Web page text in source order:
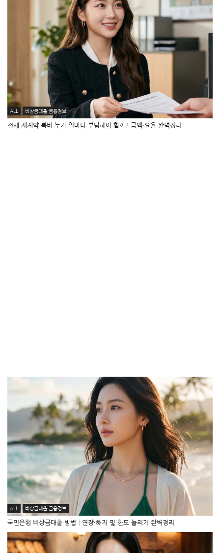
ALL 비상금대출·금융정보
전세 재계약 복비 누가 얼마나 부담해야 할까? 금액·요율 완벽정리
ALL 비상금대출·금융정보
국민은행 비상금대출 방법│연장·해지 및 한도 늘리기 완벽정리